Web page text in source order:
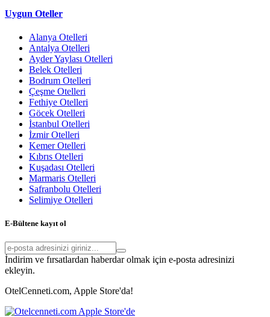
Uygun Oteller
Alanya Otelleri
Antalya Otelleri
Ayder Yaylası Otelleri
Belek Otelleri
Bodrum Otelleri
Çeşme Otelleri
Fethiye Otelleri
Göcek Otelleri
İstanbul Otelleri
İzmir Otelleri
Kemer Otelleri
Kıbrıs Otelleri
Kuşadası Otelleri
Marmaris Otelleri
Safranbolu Otelleri
Selimiye Otelleri
E-Bültene kayıt ol
İndirim ve fırsatlardan haberdar olmak için e-posta adresinizi
ekleyin.
OtelCenneti.com, Apple Store'da!